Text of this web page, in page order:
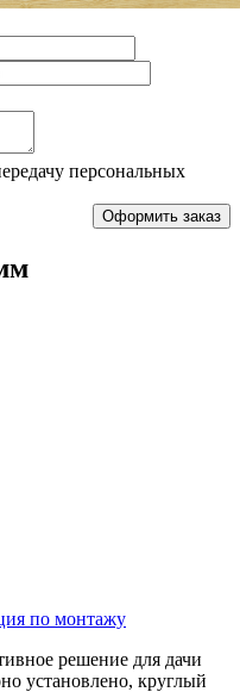
персональных
по монтажу
решение для дачи
установлено, круглый